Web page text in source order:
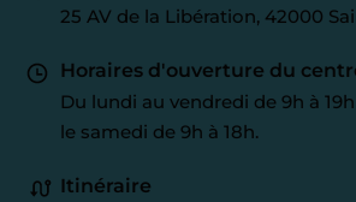
25 AV de la Libération, 42000
Horaires d'ouverture du
Du lundi au vendredi de 9h à 19h
le samedi de 9h à 18h.
Itinéraire